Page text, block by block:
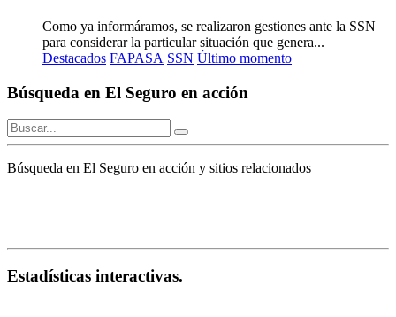
Como ya informáramos, se realizaron gestiones ante la SSN
para considerar la particular situación que genera...
Destacados FAPASA SSN Último momento
Búsqueda en El Seguro en acción
Búsqueda en El Seguro en acción y sitios relacionados
Estadísticas interactivas.